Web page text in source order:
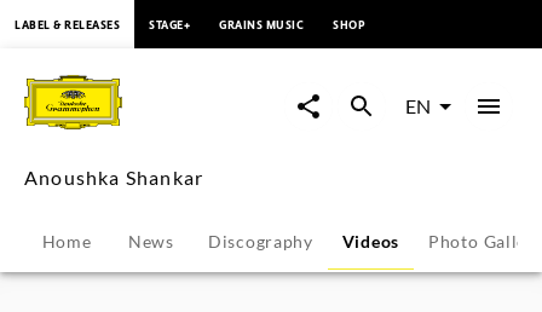
Crossing
the
Rubicon
Anoushka
LABEL & RELEASES STAGE+ GRAINS MUSIC SHOP
EN
Anoushka Shankar
Home News Discography Videos Photo